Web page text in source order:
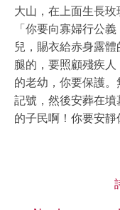
大山，在上面生長玫
「你要向寡婦行公
兒，賜衣給赤身露
腿的，要照顧殘疾
的老幼，你要保護
記號，然後安葬在
的子民啊！你要安靜